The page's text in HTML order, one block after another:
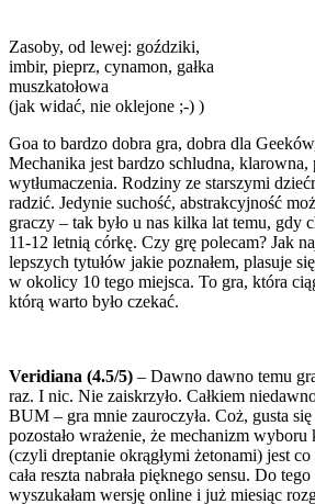
Zasoby, od lewej: goździki,
imbir, pieprz, cynamon, gałka
muszkatołowa
(jak widać, nie oklejone ;-) )
Goa to bardzo dobra gra, dobra dla
Mechanika jest bardzo schludna, klarowna,
wytłumaczenia. Rodziny ze starszymi
radzić. Jedynie suchość, abstrakcyjność
graczy – tak było u nas kilka lat temu, gdy
11-12 letnią córkę. Czy grę polecam? Jak
lepszych tytułów jakie poznałem, plasuje
w okolicy 10 tego miejsca. To gra, która
którą warto było czekać.
Veridiana (4.5/5) – Dawno dawno temu
raz. I nic. Nie zaiskrzyło. Całkiem
BUM – gra mnie zauroczyła. Coż, gusta
pozostało wrażenie, że mechanizm
(czyli dreptanie okrągłymi żetonami) jest
cała reszta nabrała pięknego sensu. Do
wyszukałam wersję online i już miesiąc